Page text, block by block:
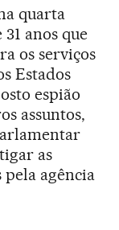
quarta
anos que
os serviços
Estados
espião
assuntos,
as
pela agência